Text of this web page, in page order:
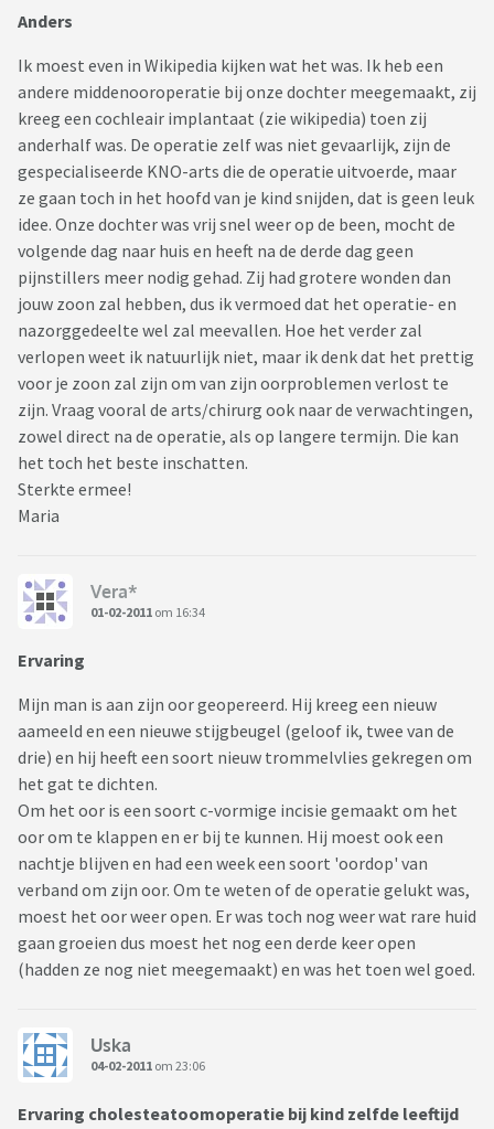
Anders
Ik moest even in Wikipedia kijken wat het was. Ik heb een
andere middenooroperatie bij onze dochter meegemaakt, zij
kreeg een cochleair implantaat (zie wikipedia) toen zij
anderhalf was. De operatie zelf was niet gevaarlijk, zijn de
gespecialiseerde KNO-arts die de operatie uitvoerde, maar
ze gaan toch in het hoofd van je kind snijden, dat is geen leuk
idee. Onze dochter was vrij snel weer op de been, mocht de
volgende dag naar huis en heeft na de derde dag geen
pijnstillers meer nodig gehad. Zij had grotere wonden dan
jouw zoon zal hebben, dus ik vermoed dat het operatie- en
nazorggedeelte wel zal meevallen. Hoe het verder zal
verlopen weet ik natuurlijk niet, maar ik denk dat het prettig
voor je zoon zal zijn om van zijn oorproblemen verlost te
zijn. Vraag vooral de arts/chirurg ook naar de verwachtingen,
zowel direct na de operatie, als op langere termijn. Die kan
het toch het beste inschatten.
Sterkte ermee!
Maria
Vera*
01-02-2011 om 16:34
Ervaring
Mijn man is aan zijn oor geopereerd. Hij kreeg een nieuw
aameeld en een nieuwe stijgbeugel (geloof ik, twee van de
drie) en hij heeft een soort nieuw trommelvlies gekregen om
het gat te dichten.
Om het oor is een soort c-vormige incisie gemaakt om het
oor om te klappen en er bij te kunnen. Hij moest ook een
nachtje blijven en had een week een soort 'oordop' van
verband om zijn oor. Om te weten of de operatie gelukt was,
moest het oor weer open. Er was toch nog weer wat rare huid
gaan groeien dus moest het nog een derde keer open
(hadden ze nog niet meegemaakt) en was het toen wel goed.
Uska
04-02-2011 om 23:06
Ervaring cholesteatoomoperatie bij kind zelfde leeftijd